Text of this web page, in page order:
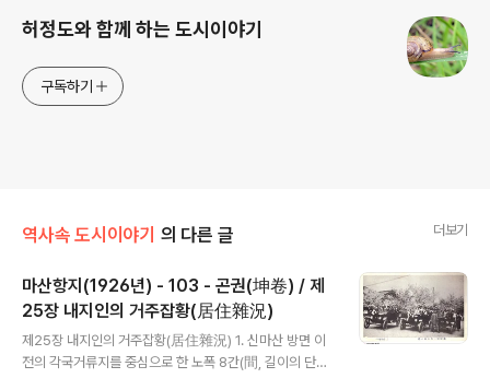
허정도와 함께 하는 도시이야기
구독하기
역사속 도시이야기 의 다른 글 더보기
마산항지(1926년) - 103 - 곤권(坤卷) / 제
25장 내지인의 거주잡황(居住雜況)
제25장 내지인의 거주잡황(居住雜況) 1. 신마산 방면 이
전의 각국거류지를 중심으로 한 노폭 8간(間, 길이의 단위